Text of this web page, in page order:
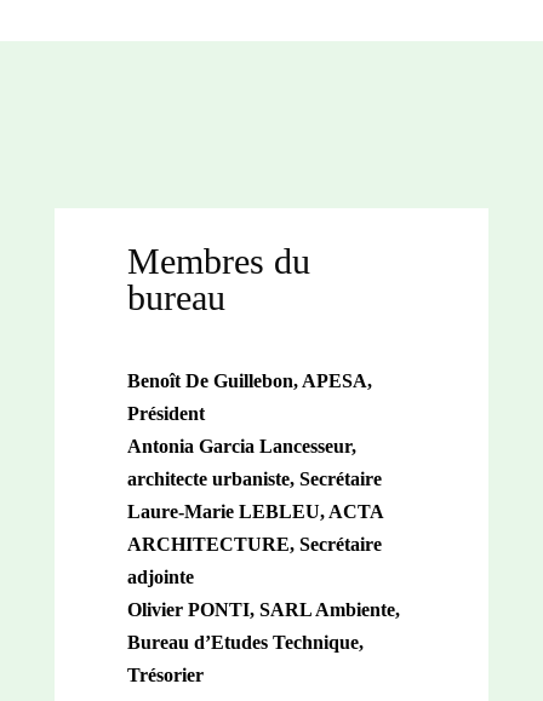
Membres du
bureau
Benoît De Guillebon, APESA,
Président
Antonia Garcia Lancesseur,
architecte urbaniste, Secrétaire
Laure-Marie LEBLEU, ACTA
ARCHITECTURE, Secrétaire
adjointe
Olivier PONTI, SARL Ambiente,
Bureau d’Etudes Technique,
Trésorier